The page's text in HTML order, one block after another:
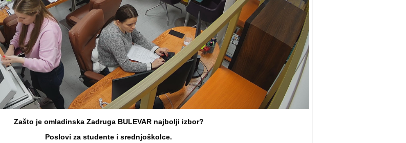
Zašto je omladinska Zadruga BULEVAR najbolji izbor?
Poslovi za studente i srednjoškolce.